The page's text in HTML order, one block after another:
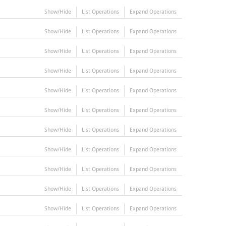
Show/Hide List Operations Expand Operations
Show/Hide List Operations Expand Operations
Show/Hide List Operations Expand Operations
Show/Hide List Operations Expand Operations
Show/Hide List Operations Expand Operations
Show/Hide List Operations Expand Operations
Show/Hide List Operations Expand Operations
Show/Hide List Operations Expand Operations
Show/Hide List Operations Expand Operations
Show/Hide List Operations Expand Operations
Show/Hide List Operations Expand Operations